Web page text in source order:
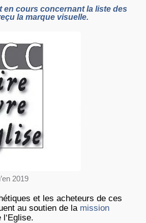
en cours concernant la liste des
la marque visuelle.
2019
et les acheteurs de ces
au soutien de la mission
l‘Eglise.